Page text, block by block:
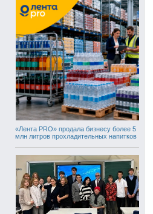
«Лента PRO» продала бизнесу более 5
млн литров прохладительных напитков